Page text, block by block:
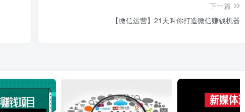
下一篇
【微信运营】21天叫你打造微信赚钱机器